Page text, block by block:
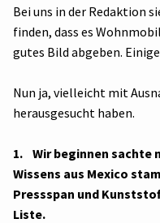
Bei uns in der Redaktion
finden, dass es
gutes Bild abgeben.
Nun ja, vielleicht mit
herausgesucht haben.
1. Wir beginnen sachte
Wissens aus Mexico
Pressspan und
Liste.